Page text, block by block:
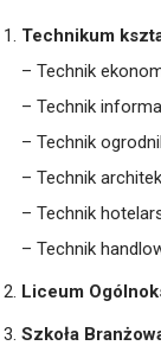
Technikum
– Technik
– Technik
– Technik
– Technik
– Technik
– Technik
Liceum
Szkoła